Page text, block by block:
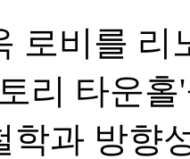
로비를 리
리 타운
학과 방향